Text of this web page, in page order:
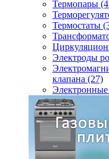
Термопары
Термостаты
Электроды
клапана (27)
Электронные